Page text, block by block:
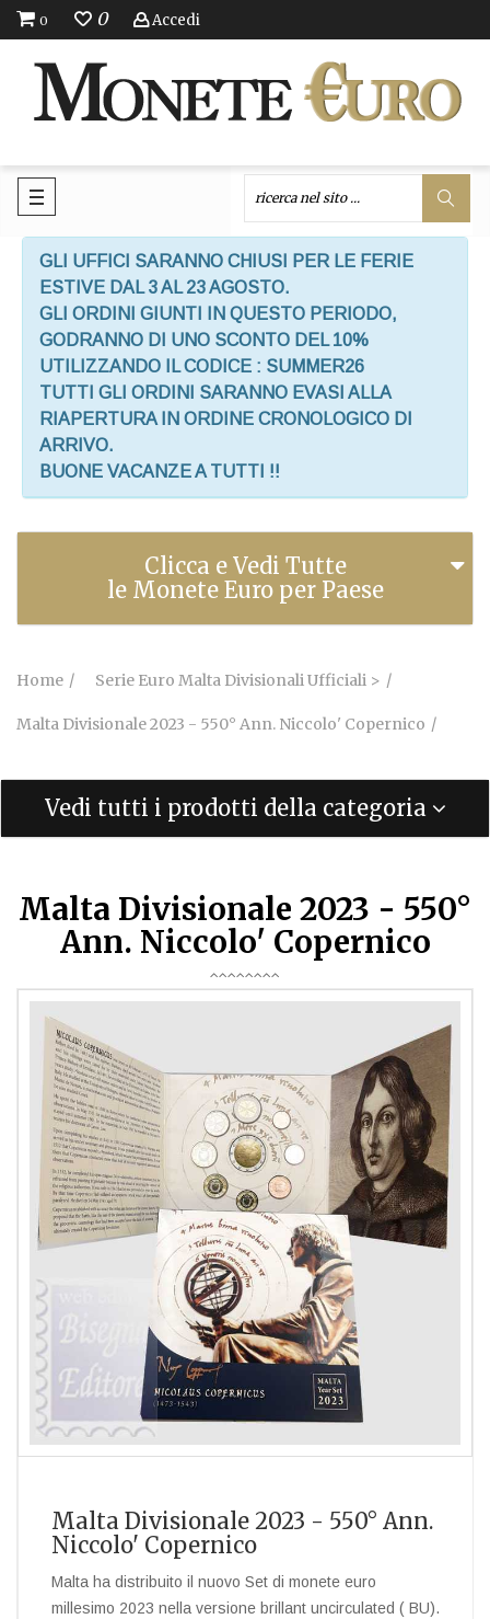
0 0 Accedi
GLI UFFICI SARANNO CHIUSI PER LE FERIE
ESTIVE DAL 3 AL 23 AGOSTO.
GLI ORDINI GIUNTI IN QUESTO PERIODO,
GODRANNO DI UNO SCONTO DEL 10%
UTILIZZANDO IL CODICE : SUMMER26
TUTTI GLI ORDINI SARANNO EVASI ALLA
RIAPERTURA IN ORDINE CRONOLOGICO DI
ARRIVO.
BUONE VACANZE A TUTTI !!
Clicca e Vedi Tutte
le Monete Euro per Paese
Home Serie Euro Malta Divisionali Ufficiali >
Malta Divisionale 2023 - 550° Ann. Niccolo' Copernico
Vedi tutti i prodotti della categoria
Malta Divisionale 2023 - 550°
Ann. Niccolo' Copernico
Malta Divisionale 2023 - 550° Ann.
Niccolo' Copernico
Malta ha distribuito il nuovo Set di monete euro
millesimo 2023 nella versione brillant uncirculated ( BU).